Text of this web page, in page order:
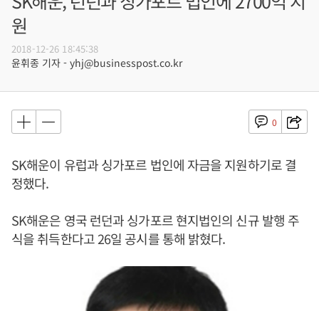
원
2018-12-26 18:45:38
윤휘종 기자 - yhj@businesspost.co.kr
0
SK해운이 유럽과 싱가포르 법인에 자금을 지원하기로 결
정했다.
SK해운은 영국 런던과 싱가포르 현지법인의 신규 발행 주
식을 취득한다고 26일 공시를 통해 밝혔다.